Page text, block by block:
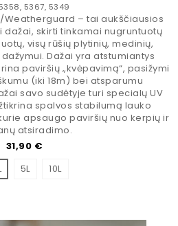
5367, 5349
– tai aukščiausios
dažai, skirti tinkamai nugruntuotų
visų rūšių plytinių, medinių,
Dažai yra atstumiantys
paviršių ‚,kvėpavimą“, pasižymi
(iki 18m) bei atsparumu
savo sudėtyje turi specialų UV
spalvos stabilumą lauko
apsaugo paviršių nuo kerpių ir
atsiradimo.
Kaina
31,90 €
5L 10L